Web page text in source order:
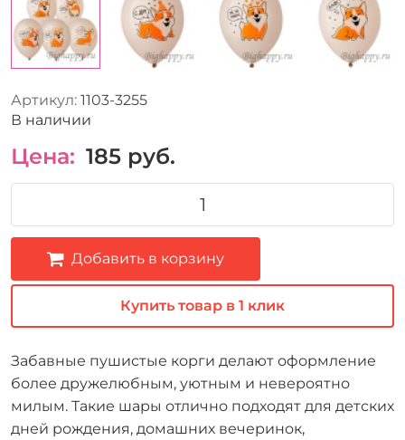
Артикул: 1103-3255
В наличии
Цена: 185 руб.
Добавить в корзину
Купить товар в 1 клик
Забавные пушистые корги делают оформление
более дружелюбным, уютным и невероятно
милым. Такие шары отлично подходят для детских
дней рождения, домашних вечеринок,